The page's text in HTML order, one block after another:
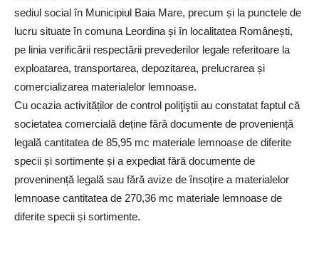
sediul social în Municipiul Baia Mare, precum și la punctele de
lucru situate în comuna Leordina și în localitatea Românești,
pe linia verificării respectării prevederilor legale referitoare la
exploatarea, transportarea, depozitarea, prelucrarea și
comercializarea materialelor lemnoase.
Cu ocazia activităților de control poliţiştii au constatat faptul că
societatea comercială deține fără documente de proveniență
legală cantitatea de 85,95 mc materiale lemnoase de diferite
specii și sortimente și a expediat fără documente de
proveninență legală sau fără avize de însoțire a materialelor
lemnoase cantitatea de 270,36 mc materiale lemnoase de
diferite specii și sortimente.